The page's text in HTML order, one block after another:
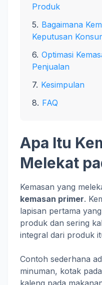
Produk
Bagaimana
Keputusan
Optimasi
Penjualan
Kesimpulan
FAQ
Apa Itu
Melekat
Kemasan yang
kemasan primer.
lapisan pertama
produk dan sering
integral dari produk
Contoh sederhana
minuman, kotak
kaleng pada